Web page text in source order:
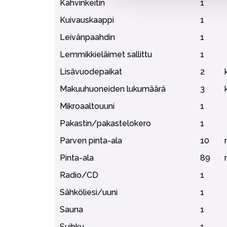
Kahvinkeitin
1
Kuivauskaappi
1
Leivänpaahdin
1
Lemmikkieläimet sallittu
1
Lisävuodepaikat
2
Makuuhuoneiden lukumäärä
3
Mikroaaltouuni
1
Pakastin/pakastelokero
1
Parven pinta-ala
10
Pinta-ala
89
Radio/CD
1
Sähköliesi/uuni
1
Sauna
1